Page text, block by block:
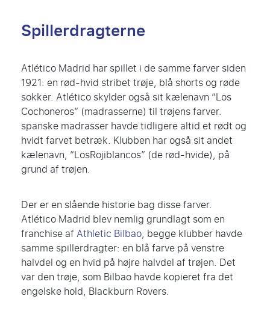
Spillerdragterne
Atlético Madrid har spillet i de samme farver siden
1921: en rød-hvid stribet trøje, blå shorts og røde
sokker. Atlético skylder også sit kælenavn “Los
Cochoneros” (madrasserne) til trøjens farver.
spanske madrasser havde tidligere altid et rødt og
hvidt farvet betræk. Klubben har også sit andet
kælenavn, “LosRojiblancos” (de rød-hvide), på
grund af trøjen.
Der er en slående historie bag disse farver.
Atlético Madrid blev nemlig grundlagt som en
franchise afAthletic Bilbao, begge klubber havde
samme spillerdragter: en blå farve på venstre
halvdel og en hvid på højre halvdel af trøjen. Det
var den trøje, som Bilbao havde kopieret fra det
engelske hold, Blackburn Rovers.